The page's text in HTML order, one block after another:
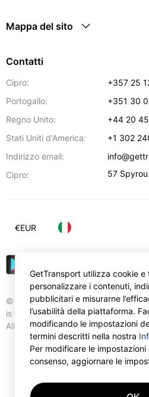
Mappa del sito
Contatti
Cipro:
+357 25
Portogallo:
+351 30
Regno Unito:
+44 20
Stati Uniti d'America:
+1 302
Indirizzo email:
Cipro:
57
© Gettransport International
is trademark of Gettransport
All rights reserved.
€EUR
GetTransport utilizza cookie e
personalizzare i contenuti,
pubblicitari e misurarne
l’usabilità della piattaforma.
modificando le impostazioni
termini descritti nella nostra
Per modificare le impostazioni
consenso, aggiornare le